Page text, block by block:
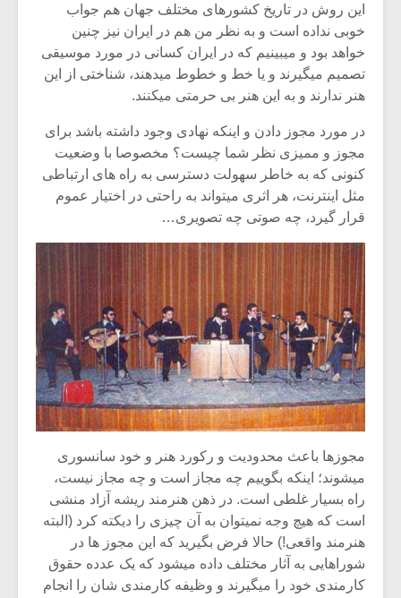
این روش در تاریخ کشورهای مختلف جهان هم جواب
خوبی نداده است و به نظر من هم در ایران نیز چنین
خواهد بود و میبینیم که در ایران کسانی در مورد موسیقی
تصمیم میگیرند و یا خط و خطوط میدهند، شناختی از این
هنر ندارند و به این هنر بی حرمتی میکنند.
در مورد مجوز دادن و اینکه نهادی وجود داشته باشد برای
مجوز و ممیزی نظر شما چیست؟ مخصوصا با وضعیت
کنونی که به خاطر سهولت دسترسی به راه های ارتباطی
مثل اینترنت، هر اثری میتواند به راحتی در اختیار عموم
قرار گیرد، چه صوتی چه تصویری…
مجوزها باعث محدودیت و رکورد هنر و خود سانسوری
میشوند؛ اینکه بگوییم چه مجاز است و چه مجاز نیست،
راه بسیار غلطی است. در ذهن هنرمند ریشه آزاد منشی
است که هیچ وجه نمیتوان به آن چیزی را دیکته کرد (البته
هنرمند واقعی!) حالا فرض بگیرید که این مجوز ها در
شوراهایی به آثار مختلف داده میشود که یک عدده حقوق
کارمندی خود را میگیرند و وظیفه کارمندی شان را انجام